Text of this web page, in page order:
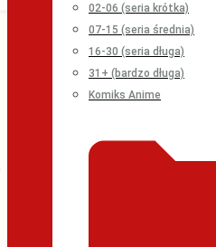
02-06 (seria krótka)
07-15 (seria średnia)
16-30 (seria długa)
31+ (bardzo długa)
Komiks Anime